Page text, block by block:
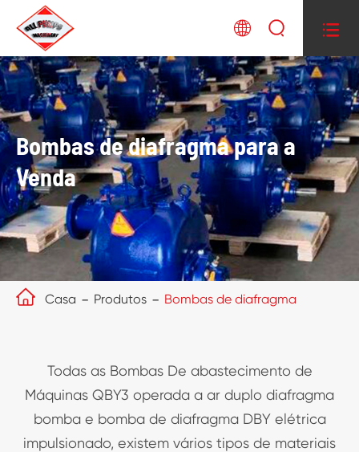
  
Bombas de diafragma para a
Venda
 Casa Produtos Bombas de diafragma
Todas as Bombas De abastecimento de
Máquinas QBY3 operada a ar duplo diafragma
bomba e bomba de diafragma DBY elétrica
impulsionado, existem vários tipos de materiais